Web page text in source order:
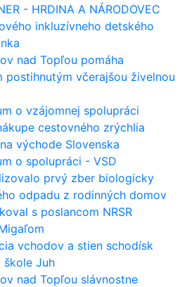
- HRDINA A NÁRODOVEC
inkluzívneho detského
nad Topľou pomáha
postihnutým včerajšou živelnou
o vzájomnej spolupráci
cestovného zrýchlia
východe Slovenska
o spolupráci - VSD
prvý zber biologicky
odpadu z rodinných domov
s poslancom NRSR
vchodov a stien schodísk
škole Juh
nad Topľou slávnostne